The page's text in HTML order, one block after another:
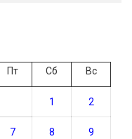
Пт Сб Вс
1 2
7 8 9